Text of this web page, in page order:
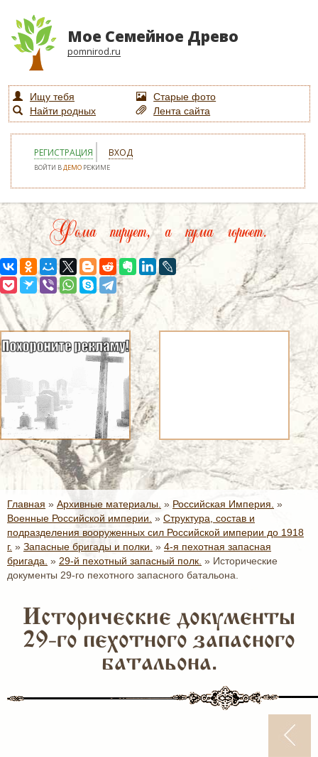
Мое Семейное Древо
pomnirod.ru
Ищу тебя
Старые фото
Найти родных
Лента сайта
РЕГИСТРАЦИЯ ВХОД
ВОЙТИ ВДЕМО РЕЖИМЕ
Фома пирует, а кума горюет.
Главная » Архивные материалы. » Российская Империя. »
Военные Российской империи. » Структура, состав и
подразделения вооруженных сил Российской империи до 1918
г. » Запасные бригады и полки. » 4-я пехотная запасная
бригада. » 29-й пехотный запасный полк. » Исторические
документы 29-го пехотного запасного батальона.
Исторические документы
29-го пехотного запасного
батальона.